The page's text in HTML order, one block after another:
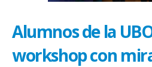
Alumnos de la
workshop con